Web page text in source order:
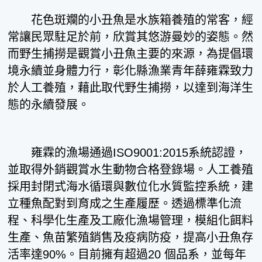
花色斑斕的小丑魚是水族箱養殖的常客，經
常讓民眾駐足於前，欣賞其悠游曼妙的姿態。然
而野生捕撈是觀賞小丑魚主要的來源，為提倡環
境永續並身體力行，彰化縣漁業青年薛雍霖致力
於人工養殖，藉此取代野生捕撈，以達到海洋生
態的永續發展。
雍霖的漁場通過ISO9001:2015系統認證，
並取得外銷觀賞水生動物合格登錄場。人工養殖
採用封閉式海水循環與數位化水質監控系統，建
立種魚配對到育成之生產履歷。透過標準化流
程、科學化生產及工廠化漁場管理，模組化餌料
生產、魚苗繁殖銷售及疫病防疫，提高小丑魚存
活率達90%。目前擁有超過20 個品系，並每年